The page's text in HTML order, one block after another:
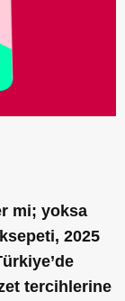
mi; yoksa
2025
ürkiye’de
tercihlerine